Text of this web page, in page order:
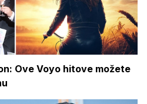
Ove Voyo hitove možete